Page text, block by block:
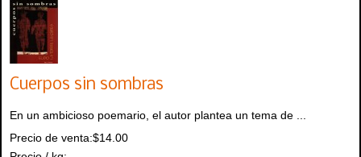
Cuerpos sin sombras
En un ambicioso poemario, el autor plantea un tema de ...
Precio de venta:$14.00